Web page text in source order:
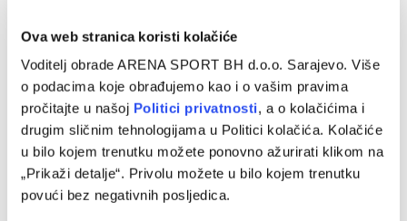
Ova web stranica koristi kolačiće
Voditelj obrade ARENA SPORT BH d.o.o. Sarajevo. Više
o podacima koje obrađujemo kao i o vašim pravima
pročitajte u našoj Politici privatnosti, a o kolačićima i
drugim sličnim tehnologijama u Politici kolačića. Kolačiće
u bilo kojem trenutku možete ponovno ažurirati klikom na
„Prikaži detalje“. Privolu možete u bilo kojem trenutku
povući bez negativnih posljedica.